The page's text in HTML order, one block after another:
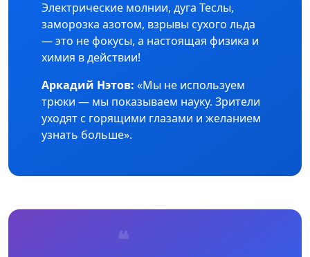
Электрические молнии, дуга Теслы,
заморозка азотом, взрывы сухого льда
— это не фокусы, а настоящая физика и
химия в действии!
Аркадий Нэтов: «Мы не используем
трюки — мы показываем науку. Зрители
уходят с горящими глазами и желанием
узнать больше».
❝